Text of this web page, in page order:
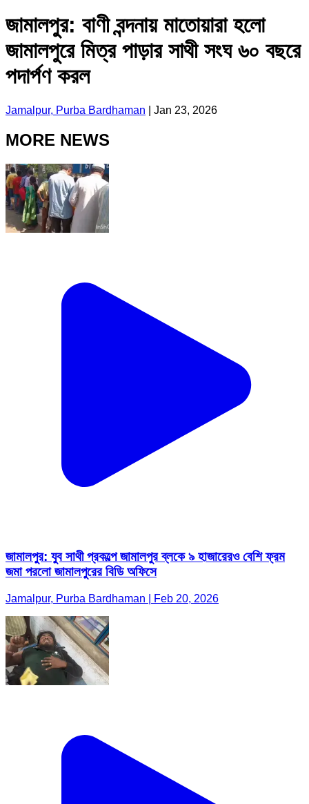
জামালপুর: বাণী বন্দনায় মাতোয়ারা হলো
জামালপুরে মিত্র পাড়ার সাথী সংঘ ৬০ বছরে
পদার্পণ করল
Jamalpur, Purba Bardhaman Jan 23, 2026
MORE NEWS
জামালপুর: যুব সাথী প্রকল্পে জামালপুর ব্লকে ৯ হাজারেরও বেশি ফ্রম
জমা পরলো জামালপুরের বিডি অফিসে
Jamalpur, Purba Bardhaman | Feb 20, 2026